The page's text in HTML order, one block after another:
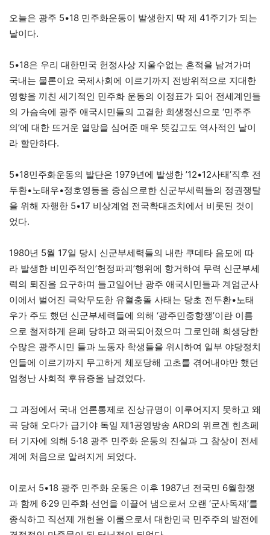
오늘은 광주 5•18 민주화운동이 발생한지 딱 제 41주기가 되는
날이다.
5•18은 우리 대한민국 헌정사상 지울수없는 흔적을 남겨가며
국내는 물론이요 국제사회에 이르기까지 전방위적으로 지대한
영향을 끼친 세기적인 민주화 운동의 이정표가 되어 전세계인들
의 가슴속에 광주 애국시민들의 고결한 희생정신으로 ‘민주주
의’에 대한 뜨거운 열망을 심어준 매우 뜻깊고도 역사적인 날이
라 할만하다.
5•18민주화운동의 발단은 1979년에 발생한 ’12•12사태’직후 전
두환•노태우•정호영등을 중심으로한 신군부세력들의 정권쟁탈
을 위해 자행한 5•17 비상계엄 전국확대조치에서 비롯된 것이
었다.
1980년 5월 17일 당시 신군부세력들의 내란 쿠데타 음모에 따
라 발생한 비민주적인’헌정파괴’행위에 항거하여 무력 신군부세
력의 퇴진을 요구하며 들고일어난 광주 애국시민들과 계엄군사
이에서 벌어진 극악무도한 유혈충돌 사태는 당초 전두환•노태
우가 주도 했던 신군부세력들에 의해 ‘광주민중항쟁’이란 이름
으로 철저하게 은폐 당하고 왜곡되어졌으며 그로인해 희생당한
수많은 광주시민 들과 노동자 학생들을 위시하여 일부 야당정치
인들에 이르기까지 무고하게 체포당해 고초를 겪어내야만 했던
엄청난 사회적 후유증을 남겼었다.
그 과정에서 국내 언론통제로 진상규명이 이루어지지 못하고 왜
곡 당해 오다가 급기야 독일 제1공영방송 ARD의 위르겐 힌츠페
터 기자에 의해 5·18 광주 민주화 운동의 진실과 그 참상이 전세
계에 처음으로 알려지게 되었다.
이로서 5•18 광주 민주화 운동은 이후 1987년 전국민 6월항쟁
과 함께 6·29 민주화 선언을 이끌어 냄으로서 오랜 ‘군사독재’를
종식하고 직선제 개헌을 이룸으로서 대한민국 민주주의 발전에